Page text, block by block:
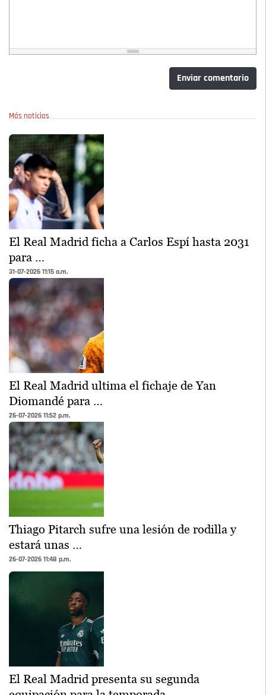
Enviar comentario
Más noticias
El Real Madrid ficha a Carlos Espí hasta 2031
para …
31-07-2026 11:15 a.m.
El Real Madrid ultima el fichaje de Yan
Diomandé para …
26-07-2026 11:52 p.m.
Thiago Pitarch sufre una lesión de rodilla y
estará unas …
26-07-2026 11:48 p.m.
El Real Madrid presenta su segunda